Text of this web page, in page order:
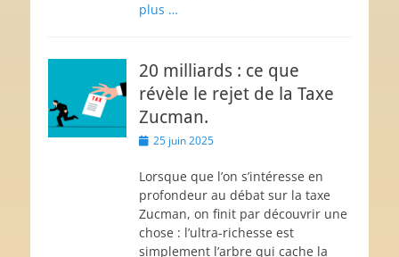
plus …
20 milliards : ce que
révèle le rejet de la Taxe
Zucman.
Posted25 juin 2025
Lorsque que l’on s’intéresse en
profondeur au débat sur la taxe
Zucman, on finit par découvrir une
chose : l’ultra-richesse est
simplement l’arbre qui cache la